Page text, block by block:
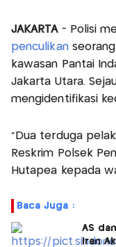
JAKARTA - Polisi
penculikanseorang
kawasan Pantai
Jakarta Utara.
mengidentifikasi
"Dua terduga
Reskrim Polsek
Hutapea kepada
Baca Juga :
AS
Iran